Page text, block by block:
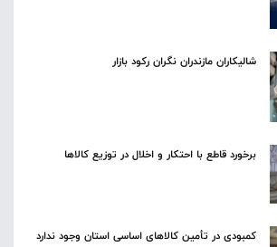
شالیکاران مازندران نگران رکود بازار
برخورد قاطع با احتکار و اخلال در توزیع کالاها
کمبودی در تأمین کالاهای اساسی استان وجود ندارد